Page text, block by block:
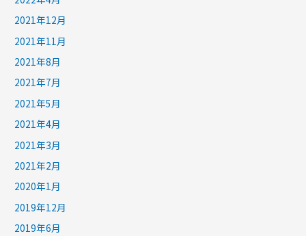
2021年12月
2021年11月
2021年8月
2021年7月
2021年5月
2021年4月
2021年3月
2021年2月
2020年1月
2019年12月
2019年6月